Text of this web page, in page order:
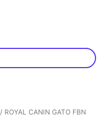
/ ROYAL CANIN GATO FBN